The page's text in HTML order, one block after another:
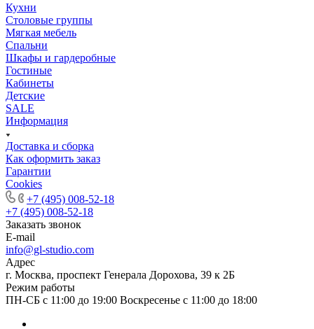
Кухни
Столовые группы
Мягкая мебель
Спальни
Шкафы и гардеробные
Гостиные
Кабинеты
Детские
SALE
Информация
Доставка и сборка
Как оформить заказ
Гapaнтии
Cookies
+7 (495) 008-52-18
+7 (495) 008-52-18
Заказать звонок
E-mail
info@gl-studio.com
Адрес
г. Москва, проспект Генерала Дорохова, 39 к 2Б
Режим работы
ПН-СБ с 11:00 до 19:00 Воскресенье с 11:00 до 18:00